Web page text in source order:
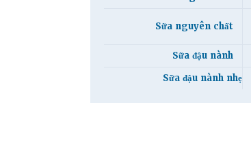
Sữa nguyên chất
Sữa đậu nành
Sữa đậu nành nhẹ